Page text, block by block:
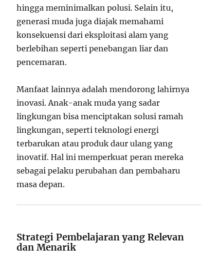
hingga meminimalkan polusi. Selain itu,
generasi muda juga diajak memahami
konsekuensi dari eksploitasi alam yang
berlebihan seperti penebangan liar dan
pencemaran.
Manfaat lainnya adalah mendorong lahirnya
inovasi. Anak-anak muda yang sadar
lingkungan bisa menciptakan solusi ramah
lingkungan, seperti teknologi energi
terbarukan atau produk daur ulang yang
inovatif. Hal ini memperkuat peran mereka
sebagai pelaku perubahan dan pembaharu
masa depan.
Strategi Pembelajaran yang Relevan
dan Menarik